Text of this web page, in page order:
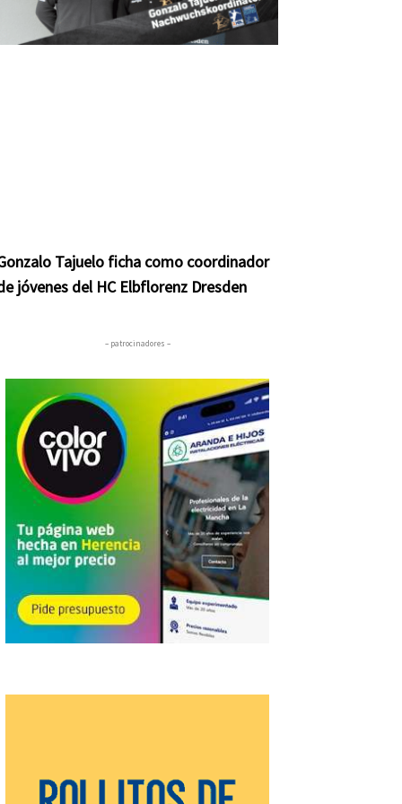
Tajuelo ficha como coordinador
jóvenes del HC Elbflorenz Dresden
– patrocinadores –